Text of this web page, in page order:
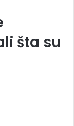
šta su